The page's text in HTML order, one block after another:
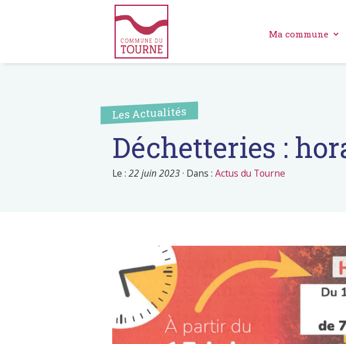
Ma commune
Les Actualités
Déchetteries :
Le : 22 juin 2023· Dans : Actus du Tourne